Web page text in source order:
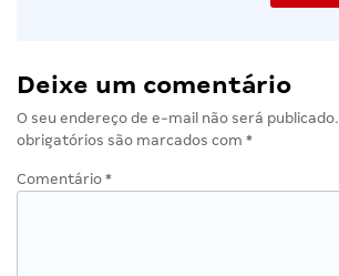
Deixe um comentário
O seu endereço de e-mail não será publicado.
obrigatórios são marcados com *
Comentário *